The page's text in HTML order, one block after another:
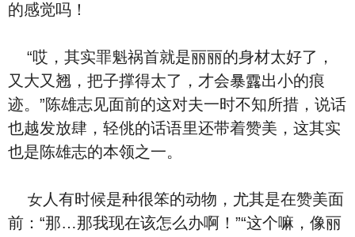
的感觉吗！
“哎，其实罪魁祸首就是丽丽的⾝材太好了，
又大又翘，把子撑得太了，才会暴露出小的痕
迹。”陈雄志见面前的这对夫一时不知所措，说话
也越发放肆，轻佻的话语里还带着赞美，这其实
也是陈雄志的本领之一。
女人有时候是种很笨的动物，尤其是在赞美面
前：“那…那我现在该怎么办啊！”“这个嘛，像丽